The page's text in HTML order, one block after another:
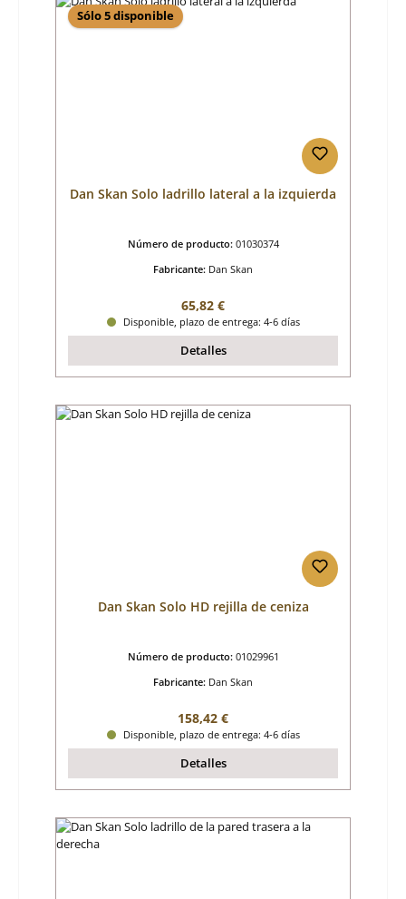
Sólo 5 disponible
Dan Skan Solo ladrillo lateral a la izquierda
Número de producto: 01030374
Fabricante: Dan Skan
Precio normal:
65,82 €
Disponible, plazo de entrega: 4-6 días
Detalles
Dan Skan Solo HD rejilla de ceniza
Número de producto: 01029961
Fabricante: Dan Skan
Precio normal:
158,42 €
Disponible, plazo de entrega: 4-6 días
Detalles